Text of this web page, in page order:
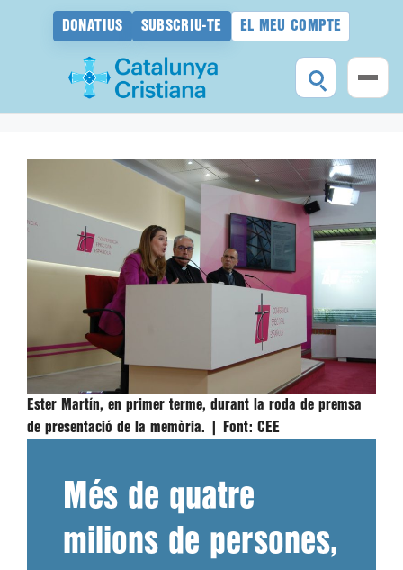
DONATIUS SUBSCRIU-TE EL MEU COMPTE
Ester Martín, en primer terme, durant la roda de premsa
de presentació de la memòria. |
Font: CEE
Més de quatre
milions de persones,